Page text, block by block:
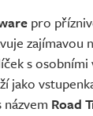
pro
zajímavou
s osobními
jako
Road